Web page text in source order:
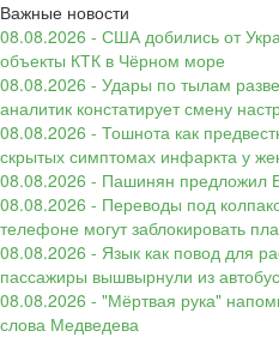
Важные новости
08.08.2026 - США добились от
объекты КТК в Чёрном море
08.08.2026 - Удары по тылам
аналитик констатирует смену
08.08.2026 - Тошнота как
скрытых симптомах инфаркта у
08.08.2026 - Пашинян предложил
08.08.2026 - Переводы под
телефоне могут заблокировать
08.08.2026 - Язык как повод для
пассажиры вышвырнули из
08.08.2026 - "Мёртвая рука"
слова Медведева